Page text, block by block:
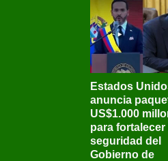
Estados
anuncia
US$1.000
para fortalecer
seguridad del
Gobierno de